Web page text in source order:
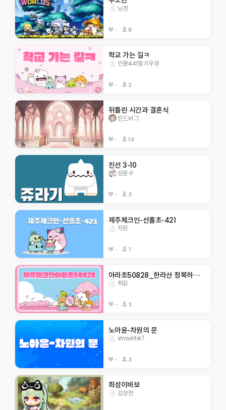
닝겐
-- 8
학교 가는 길ㅋ
인봉441딸기우유
-- 2
뒤틀린 시간과 결혼식
린드버그
-- 14
진선 3-10
성준수
-- 3
제주체크인-선흘초-421
지원
-- 7
아라초50828_한라산 정복하자
튀김
-- 3
노아윤-차원의 문
smwinter7
-- 3
희성이바보
김장한